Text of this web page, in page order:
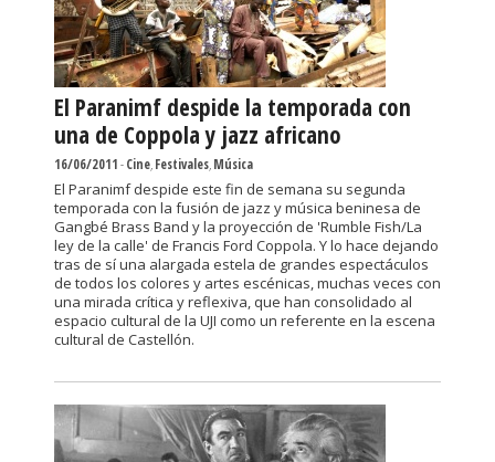
El Paranimf despide la temporada con
una de Coppola y jazz africano
16/06/2011-Cine,Festivales,Música
El Paranimf despide este fin de semana su segunda
temporada con la fusión de jazz y música beninesa de
Gangbé Brass Band y la proyección de 'Rumble Fish/La
ley de la calle' de Francis Ford Coppola. Y lo hace dejando
tras de sí una alargada estela de grandes espectáculos
de todos los colores y artes escénicas, muchas veces con
una mirada crítica y reflexiva, que han consolidado al
espacio cultural de la UJI como un referente en la escena
cultural de Castellón.